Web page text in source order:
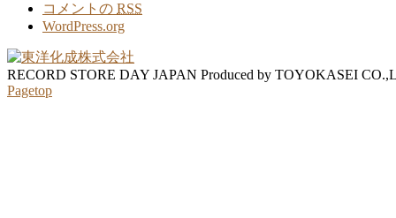
コメントの RSS
WordPress.org
RECORD STORE DAY JAPAN Produced by TOYOKASEI
Pagetop